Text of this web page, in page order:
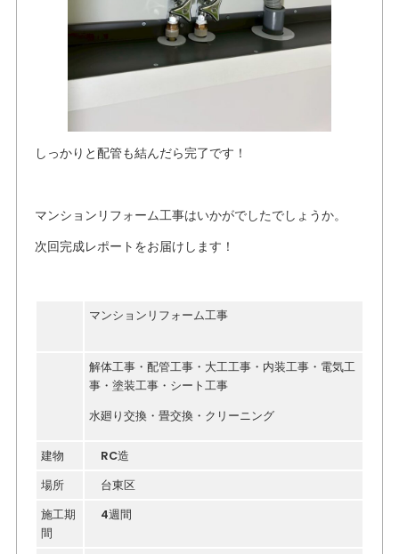
しっかりと配管も結んだら完了です！
マンションリフォーム工事はいかがでしたでしょうか。
次回完成レポートをお届けします！
マンションリフォーム工事
解体工事・配管工事・大工工事・内装工事・電気工
事・塗装工事・シート工事
水廻り交換・畳交換・クリーニング
建物
RC造
場所
台東区
施工期
間
4週間